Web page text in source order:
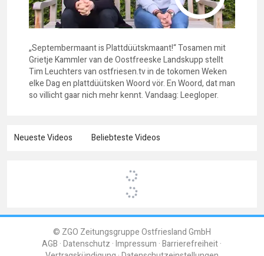
„Septembermaant is Plattdüütskmaant!“ Tosamen mit
Grietje Kammler van de Oostfreeske Landskupp stellt
Tim Leuchters van ostfriesen.tv in de tokomen Weken
elke Dag en plattdüütsken Woord vör. En Woord, dat man
so villicht gaar nich mehr kennt. Vandaag: Leegloper.
Neueste Videos Beliebteste Videos
© ZGO Zeitungsgruppe Ostfriesland GmbH
AGB Datenschutz Impressum Barrierefreiheit